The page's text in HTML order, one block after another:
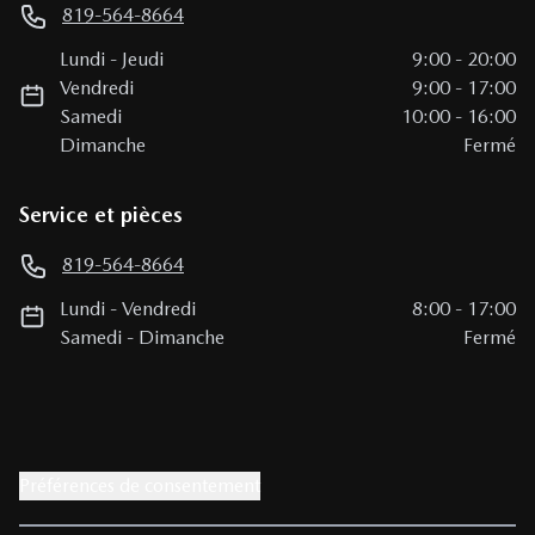
819-564-8664
Lundi - Jeudi 9:00 - 20:00
Vendredi
9:00 - 17:00
Samedi
10:00 - 16:00
Dimanche
Fermé
Service et pièces
819-564-8664
Lundi -Vendredi 8:00 - 17:00
Samedi - Dimanche Fermé